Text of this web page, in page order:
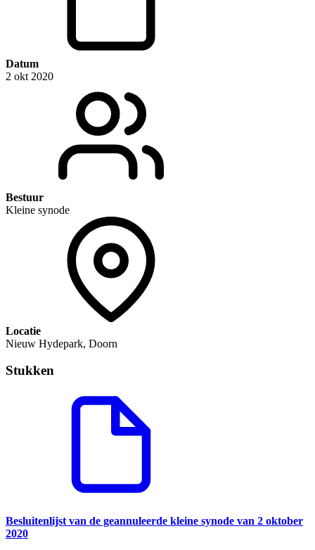
Datum
2 okt 2020
Bestuur
Kleine synode
Locatie
Nieuw Hydepark, Doorn
Stukken
Besluitenlijst van de geannuleerde kleine synode van 2 oktober
2020